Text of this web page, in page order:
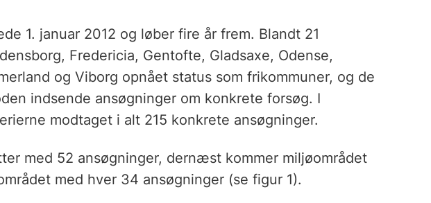
1. januar 2012 og løber fire år frem. Blandt 21
Fredericia, Gentofte, Gladsaxe, Odense,
og Viborg opnået status som frikommuner, og de
indsende ansøgninger om konkrete forsøg. I
modtaget i alt 215 konkrete ansøgninger.
med 52 ansøgninger, dernæst kommer miljøområdet
med hver 34 ansøgninger (se figur 1).